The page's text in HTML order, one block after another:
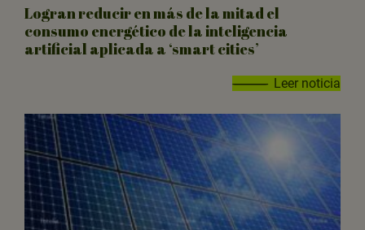
Logran reducir en más de la mitad el
consumo energético de la inteligencia
artificial aplicada a ‘smart cities’
Leer noticia